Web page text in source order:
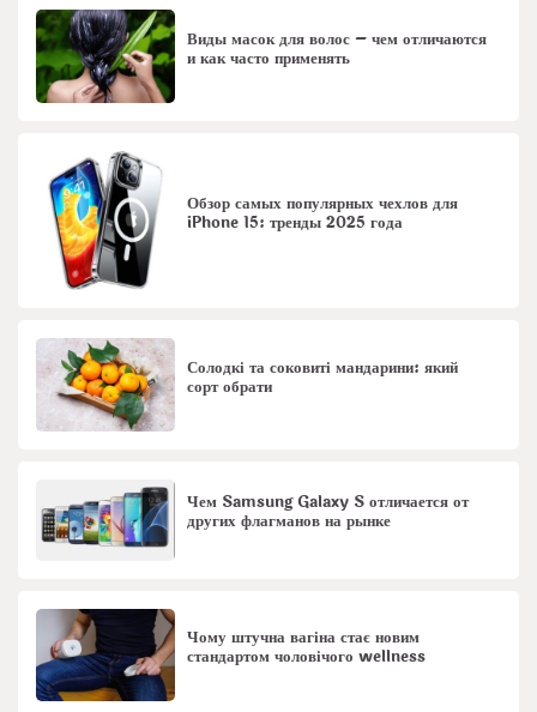
Виды масок для волос – чем отличаются
и как часто применять
Обзор самых популярных чехлов для
iPhone 15: тренды 2025 года
Солодкі та соковиті мандарини: який
сорт обрати
Чем Samsung Galaxy S отличается от
других флагманов на рынке
Чому штучна вагіна стає новим
стандартом чоловічого wellness